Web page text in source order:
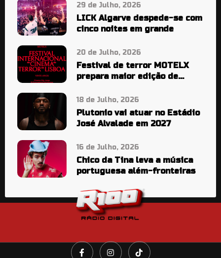
29 de Julho, 2026
LICK Algarve despede-se com
cinco noites em grande
20 de Julho, 2026
Festival de terror MOTELX
prepara maior edição de
18 de Julho, 2026
Plutonio vai atuar no Estádio
José Alvalade em 2027
16 de Julho, 2026
Chico da Tina leva a música
portuguesa além-fronteiras